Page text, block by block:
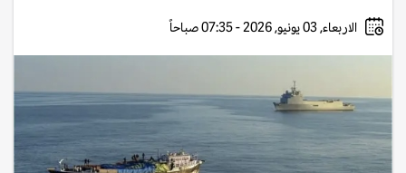
الاربعاء, 03 يونيو, 2026 - 07:35 صباحاً